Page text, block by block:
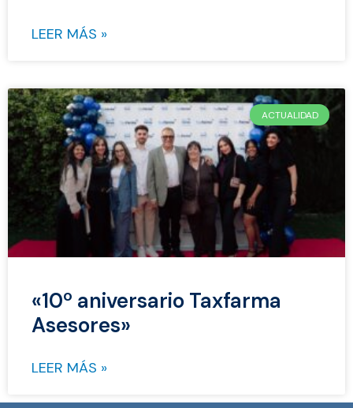
LEER MÁS »
ACTUALIDAD
«10º aniversario Taxfarma
Asesores»
LEER MÁS »